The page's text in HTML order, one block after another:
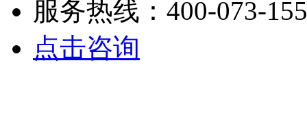
服务热线：400-073-
点击咨询